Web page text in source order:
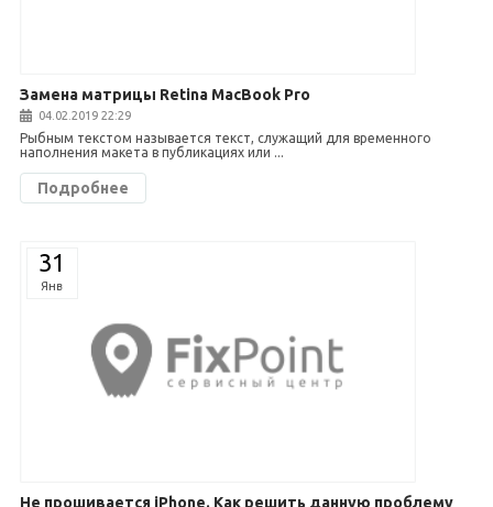
Замена матрицы Retina MacBook Pro
04.02.2019 22:29
Рыбным текстом называется текст, служащий для временного
наполнения макета в публикациях или ...
Подробнее
31
Янв
Не прошивается iPhone. Как решить данную проблему